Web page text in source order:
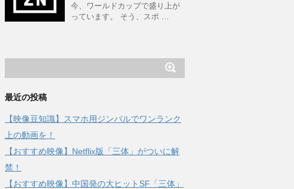
今、ワールドカップで盛り上が
っています。 そう、スポ …
最近の投稿
【映像豆知識】スマホ用ジンバルでワンランク
上の動画を！
【おすすめ映像】Netflix版「三体」がついに解
禁！
【おすすめ映像】中国発の大ヒットSF「三体」